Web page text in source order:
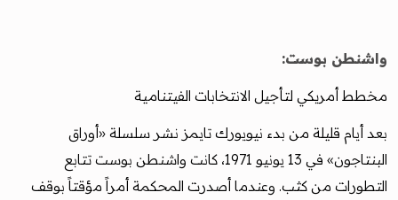
واشنطن بوست:
مخطط أمريكي لتأجيل الانتخابات الفيتنامية
بعد أيام قليلة من بدء نيويورك تايمز نشر سلسلة «أوراق
البنتاجون» في 13 يونيو 1971، كانت واشنطن بوست تتابع
التطورات من كثب. وعندما أصدرت المحكمة أمراً مؤقتاً بوقف